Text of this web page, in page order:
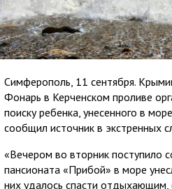
Симферополь, 11 сентября.
Фонарь в Керченском проливе
поиску ребенка, унесенного в
сообщил источник в экстренных
«Вечером во вторник поступило
пансионата «Прибой» в море
них удалось спасти отдыхающим,